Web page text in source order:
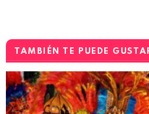
TAMBIÉN TE PUEDE